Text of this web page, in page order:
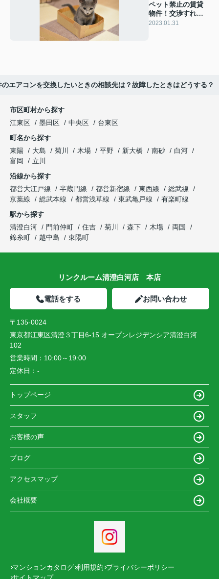
ペット禁止の賃貸
物件！交渉すれば
飼える？
2023.01.31
のエアコンを交換したいときの相談先は？故障したときはどうする？
市区町村から探す
江東区
墨田区 中央区
台東区
町名から探す
東陽
大島 菊川 木場 平野 新大橋 南砂
白河
富岡
立川
沿線から探す
都営大江戸線
半蔵門線 都営新宿線 東西線
総武線
京葉線
総武本線 都営浅草線 東武亀戸線
有楽町線
駅から探す
清澄白河
門前仲町 住吉 菊川 森下 木場
両国
錦糸町
越中島 東陽町
リンクルーム清澄白河店 本店
電話をする お問い合わせ
〒135-0024
東京都江東区清澄３丁目6-15 オープンレジデンシア清澄白河
102
営業時間： 10:00～19:00
定休日： -
トップページ
スタッフ
お客様の声
ブログ
アクセスマップ
会社概要
マンションカタログ 利用規約 プライバシーポリシー
サイトマップ